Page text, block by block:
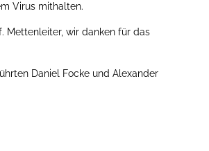
Virus mithalten.
Mettenleiter, wir danken für das
Daniel Focke und Alexander